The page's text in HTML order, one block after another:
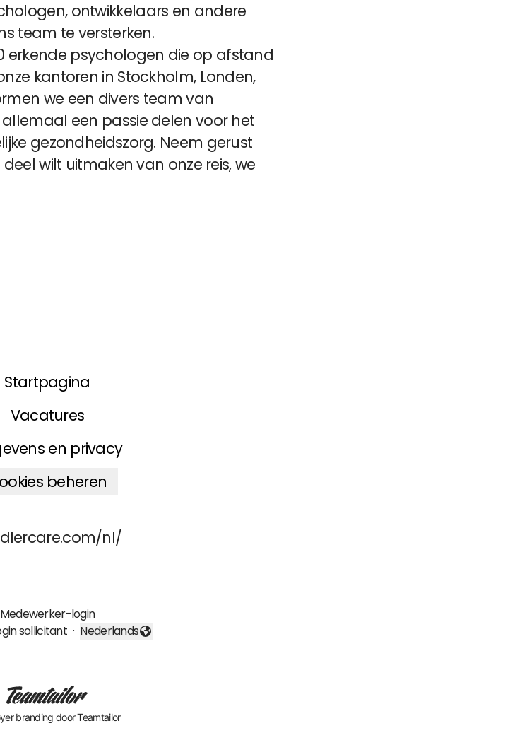
ontwikkelaars en andere
team te versterken.
erkende psychologen die op afstand
kantoren in Stockholm, Londen,
we een divers team van
een passie delen voor het
gezondheidszorg. Neem gerust
wilt uitmaken van onze reis, we
Startpagina
Vacatures
en privacy
beheren
nl/
Medewerker-login
sollicitant · Taal wijzigen
Nederlands
branding door Teamtailor